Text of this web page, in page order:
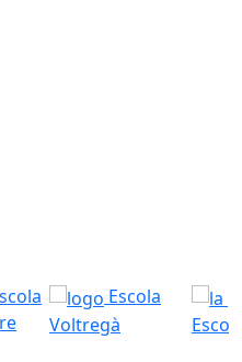
Escola
Voltregà